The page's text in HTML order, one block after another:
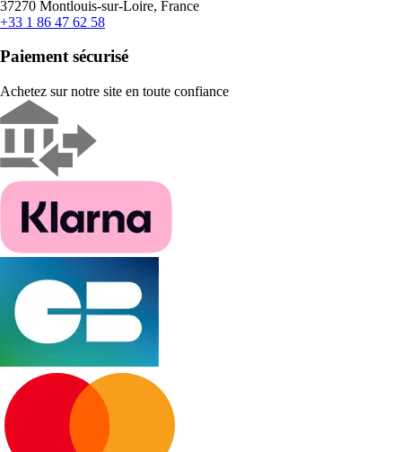
37270 Montlouis-sur-Loire, France
+33 1 86 47 62 58
Paiement sécurisé
Achetez sur notre site en toute confiance